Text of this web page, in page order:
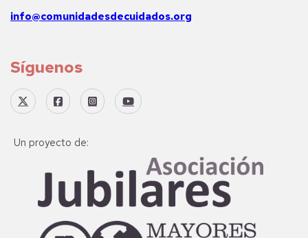
info@comunidadesdecuidados.org
Síguenos
Un proyecto de: